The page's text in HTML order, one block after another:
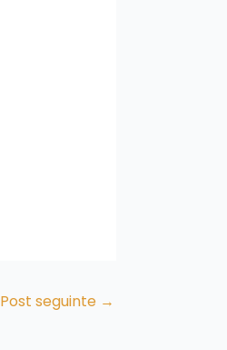
Post seguinte →